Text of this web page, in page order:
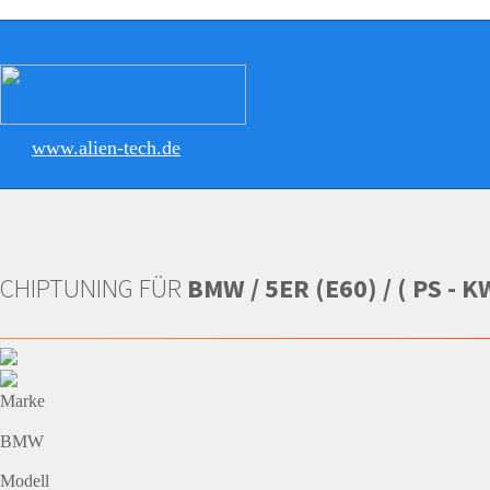
www.alien-tech.de
CHIPTUNING FÜR BMW / 5ER (E60) / ( PS -
Marke
BMW
Modell